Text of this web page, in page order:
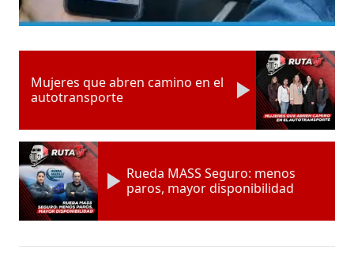
Mujeres que abren camino en el
autotransporte
Rueda MASS Seguro: menos
paros, mayor disponibilidad